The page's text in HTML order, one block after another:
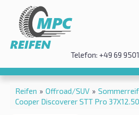
Telefon: +49 69
Reifen » Offroad/SUV »
Cooper Discoverer STT Pro